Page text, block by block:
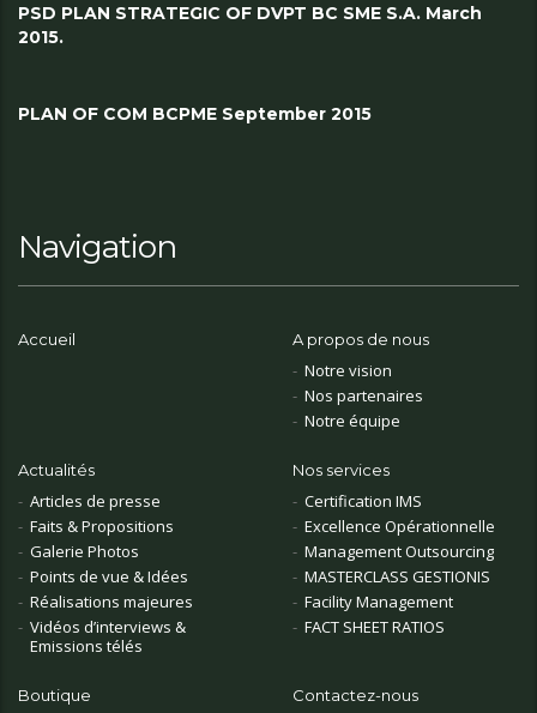
PSD PLAN STRATEGIC OF DVPT BC SME S.A. March
2015.
PLAN OF COM BCPME September 2015
Navigation
Accueil A propos de nous
Notre vision
Nos partenaires
Notre équipe
Actualités
Articles de presse
Faits & Propositions
Galerie Photos
Points de vue & Idées
Réalisations majeures
Vidéos d’interviews &
Emissions télés
Nos services
Certification IMS
Excellence Opérationnelle
Management Outsourcing
MASTERCLASS GESTIONIS
Facility Management
FACT SHEET RATIOS
Boutique Contactez-nous